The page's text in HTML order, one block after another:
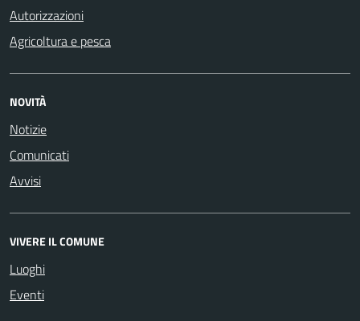
Autorizzazioni
Agricoltura e pesca
NOVITÀ
Notizie
Comunicati
Avvisi
VIVERE IL COMUNE
Luoghi
Eventi